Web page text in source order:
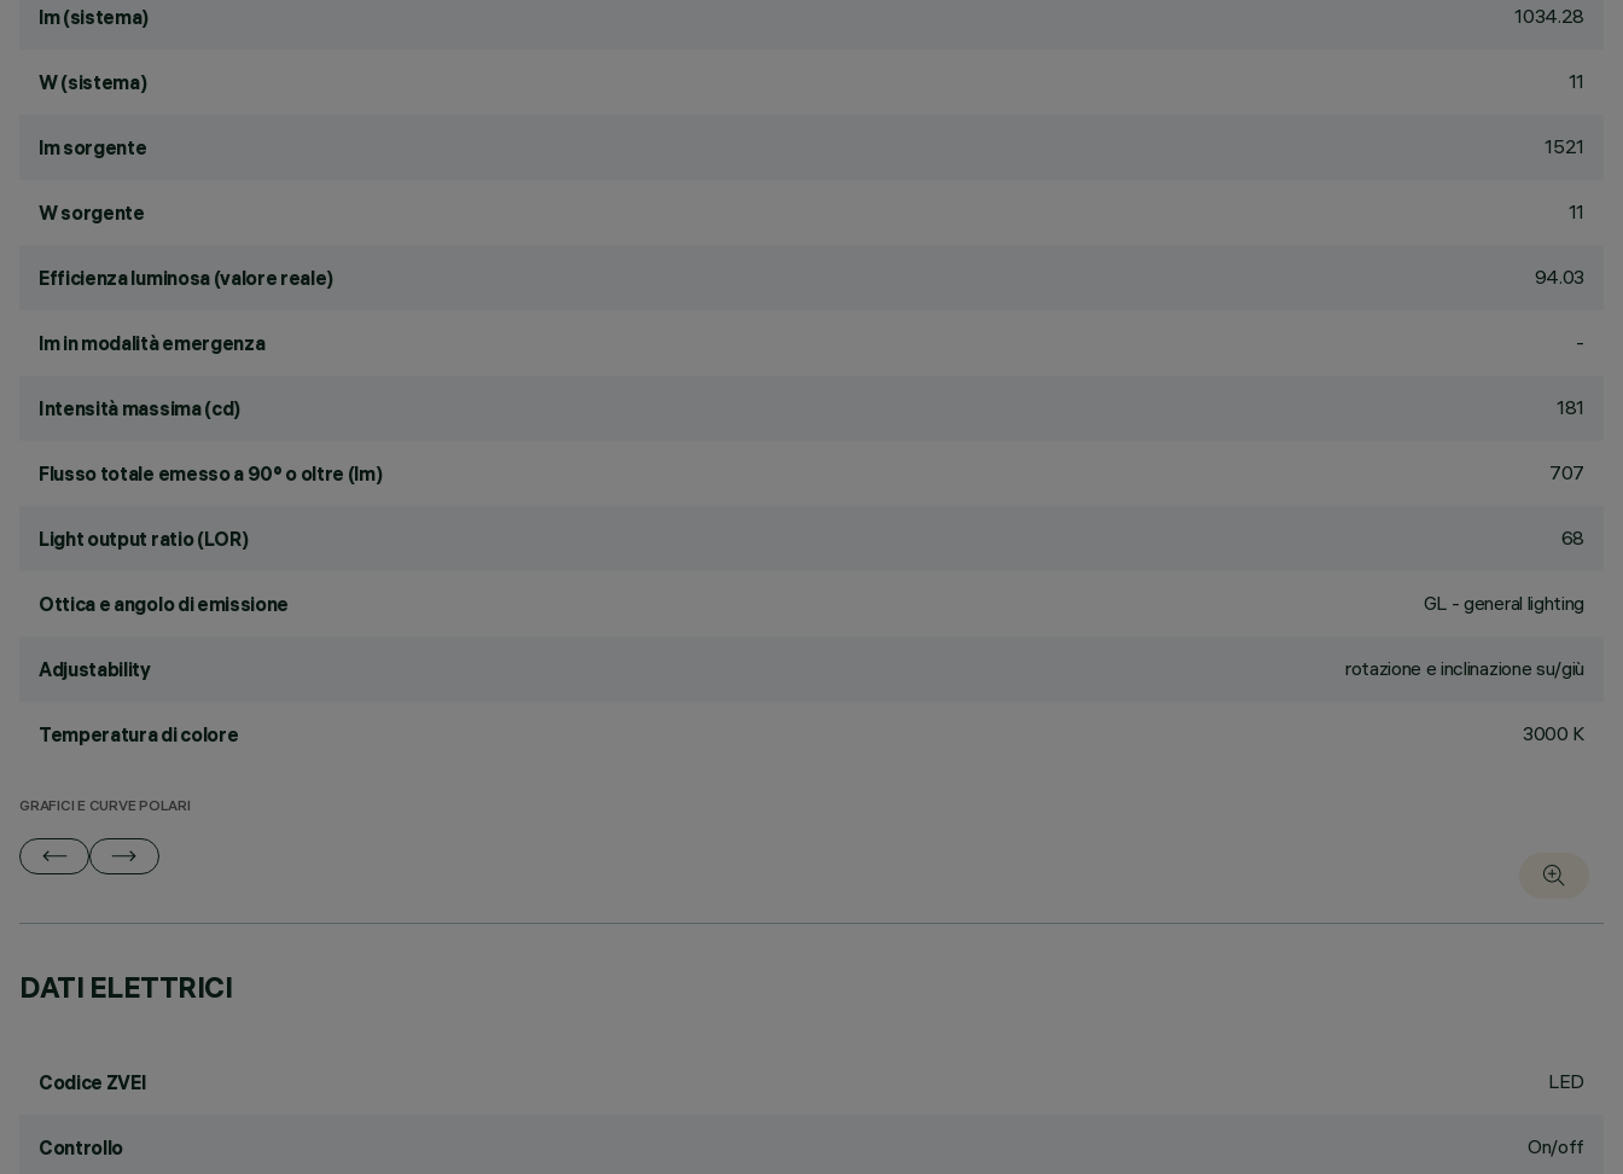
lm (sistema) 1034.28
W (sistema) 11
lm sorgente 1521
W sorgente 11
Efficienza luminosa (valore reale) 94.03
lm in modalità emergenza -
Intensità massima (cd) 181
Flusso totale emesso a 90° o oltre (lm) 707
Light output ratio (LOR) 68
Ottica e angolo di emissione GL - general lighting
Adjustability rotazione e inclinazione su/giù
Temperatura di colore 3000 K
GRAFICI E CURVE POLARI
DATI ELETTRICI
Codice ZVEI LED
Controllo On/off